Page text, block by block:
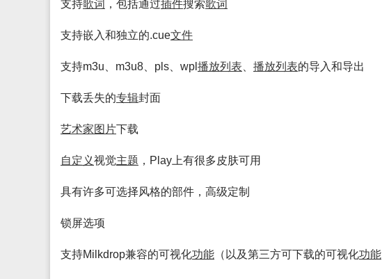
支持歌词 ，包括通过插件搜索歌词
支持嵌入和独立的.cue文件
支持m3u、m3u8、pls、wpl 播放列表 播放列表的导入和导出
下载丢失的专辑封面
艺术家图片下载
自定义视觉主题 ，Play上有很多皮肤可用
具有许多可选择风格的部件，高级定制
锁屏选项
支持Milkdrop兼容的可视化功能 （以及第三方可下载的可视化功能